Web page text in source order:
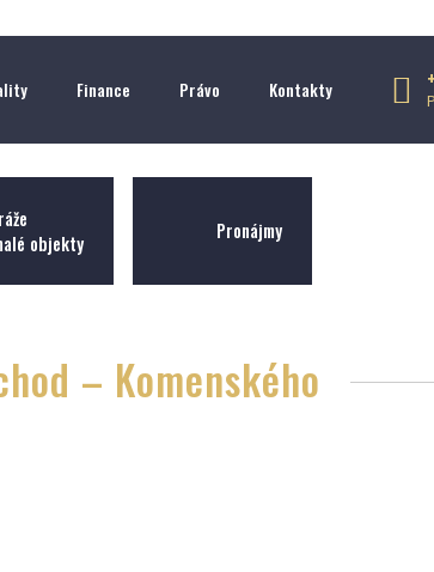
objekty
Pronájmy
– Komenského
Finance Právo Kontakty